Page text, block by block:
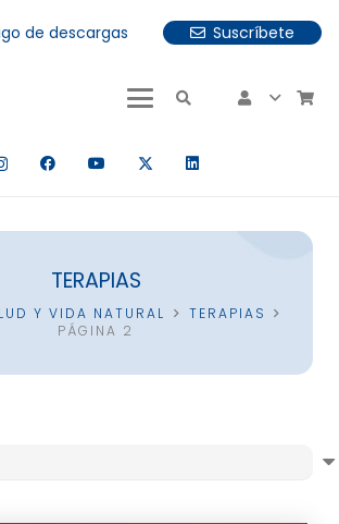
de descargas
Suscríbete
autocompletados, puedes utilizar las
TERAPIAS
Y VIDA NATURAL
TERAPIAS
PÁGINA 2